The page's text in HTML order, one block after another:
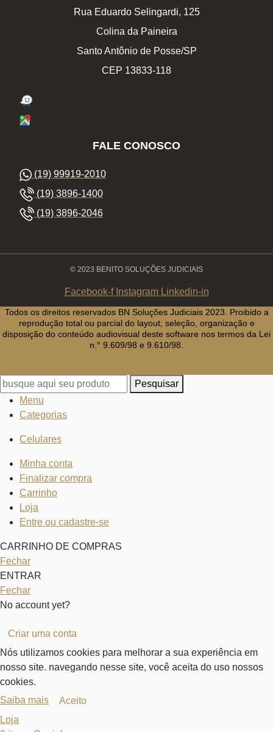
Rua Eduardo Selingardi, 125
Colina da Paineira
Santo Antônio de Posse/SP
CEP 13833-118
FALE CONOSCO
(19) 99919-2010
(19) 3896-1400
(19) 3896-2046
© 2023 BENITO SOLUÇÕES JUDICIAIS
Facebook-f Instagram Linkedin-in
Todos os direitos reservados BN Soluções Judiciais 2023. Proibido a
reprodução total ou parcial do layout, seleção, organização e
disposição do conteúdo audiovisual deste software nos termos da Lei
n.° 9.609/98 e 9.610/98.
Pesquisar
Menu
Categorias
Celulares
Minha conta
Finalizar compra
Carrinho
Loja
Entre ou cadastre-se
CARRINHO DE COMPRAS
Fechar
ENTRAR
Fechar
No account yet?
Criar uma conta
Nós utilizamos cookies para melhorar a sua experiência em
nosso site. navegando nesse site, você aceita do uso nossos
cookies.
Saiba mais
Aceito
Loja